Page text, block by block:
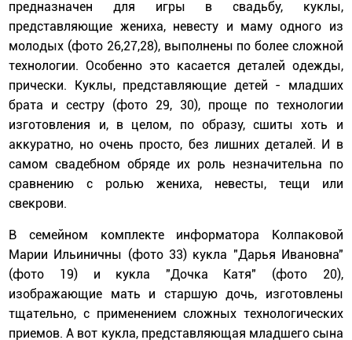
предназначен для игры в свадьбу, куклы,
представляющие жениха, невесту и маму одного из
молодых (фото 26,27,28), выполнены по более сложной
технологии. Особенно это касается деталей одежды,
прически. Куклы, представляющие детей - младших
брата и сестру (фото 29, 30), проще по технологии
изготовления и, в целом, по образу, сшиты хоть и
аккуратно, но очень просто, без лишних деталей. И в
самом свадебном обряде их роль незначительна по
сравнению с ролью жениха, невесты, тещи или
свекрови.
В семейном комплекте информатора Колпаковой
Марии Ильиничны (фото 33) кукла "Дарья Ивановна"
(фото 19) и кукла "Дочка Катя" (фото 20),
изображающие мать и старшую дочь, изготовлены
тщательно, с применением сложных технологических
приемов. А вот кукла, представляющая младшего сына